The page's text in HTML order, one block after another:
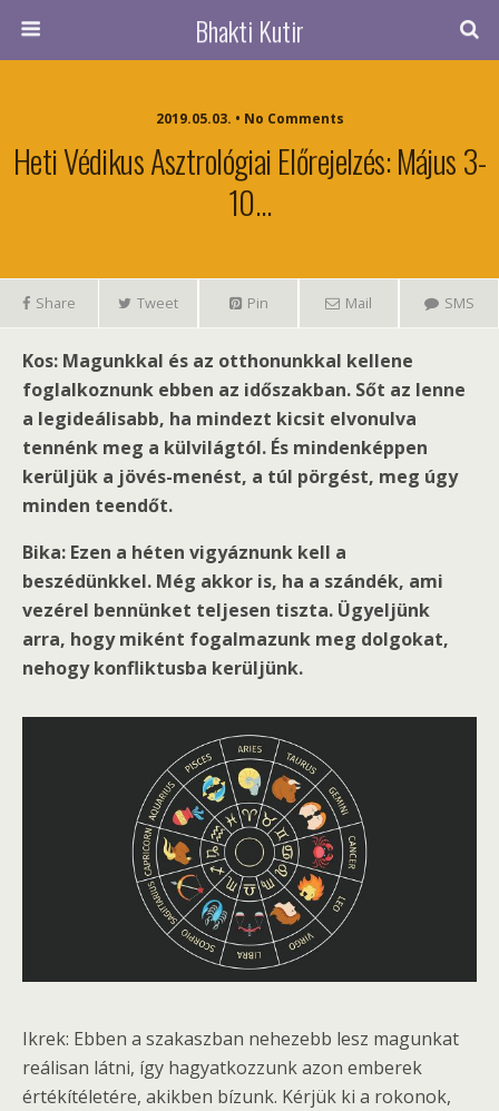
Bhakti Kutir
2019.05.03. • No Comments
Heti Védikus Asztrológiai Előrejelzés: Május 3-
10…
Share Tweet Pin Mail SMS
Kos: Magunkkal és az otthonunkkal kellene
foglalkoznunk ebben az időszakban. Sőt az lenne
a legideálisabb, ha mindezt kicsit elvonulva
tennénk meg a külvilágtól. És mindenképpen
kerüljük a jövés-menést, a túl pörgést, meg úgy
minden teendőt.
Bika: Ezen a héten vigyáznunk kell a
beszédünkkel. Még akkor is, ha a szándék, ami
vezérel bennünket teljesen tiszta. Ügyeljünk
arra, hogy miként fogalmazunk meg dolgokat,
nehogy konfliktusba kerüljünk.
Ikrek: Ebben a szakaszban nehezebb lesz magunkat
reálisan látni, így hagyatkozzunk azon emberek
értékítéletére, akikben bízunk. Kérjük ki a rokonok,